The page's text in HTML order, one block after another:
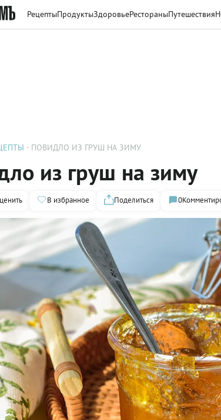
РецептыПродуктыЗдоровьеРестораныПутешествия
ПОВИДЛО ИЗ ГРУШ НА ЗИМУ
из груш на зиму
В избранное Поделиться 0